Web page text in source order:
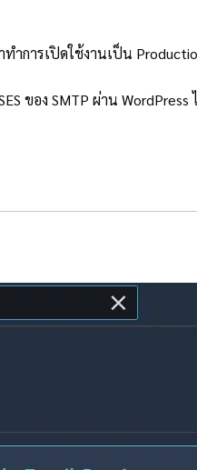
การเปิดใช้งานเป็น
ของ SMTP ผ่าน WordPress